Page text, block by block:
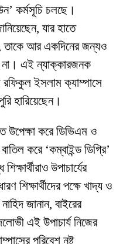
কর্মসূচি চলছে।
যার হাতে
তাকে আর একদিনের জন্যও
না। এই ন্যাক্কারজনক
রফিকুল ইসলাম ক্যাম্পাসে
হারিয়েছেন।
উপেক্ষা করে ডিভিএম ও
করে ‘কম্বাইন্ড ডিগ্রি’
উপাচার্যের
শিক্ষার্থীদের পক্ষে খাদ্য ও
নাহিদ জানান, বাইরের
এই উপাচার্য নিজের
পরিবেশ নষ্ট